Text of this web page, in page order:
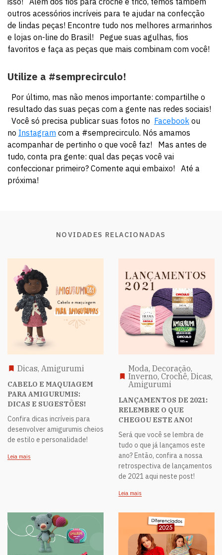
outros acessórios incríveis para te ajudar na confecção
de lindas peças! Encontre tudo nos melhores armarinhos
e lojas on-line do Brasil! Pegue suas agulhas, fios
favoritos e faça as peças que mais combinam com você!
Utilize a #semprecirculo!
Por último, mas não menos importante: compartilhe o
resultado das suas peças com a gente nas redes sociais!
Você só precisa publicar suas fotos no Facebook ou
no Instagram com a #semprecirculo. Nós amamos
acompanhar de pertinho o que você faz! Mas antes de
tudo, conta pra gente: qual das peças você vai
confeccionar primeiro? Comente aqui embaixo! Até a
próxima!
NOVIDADES RELACIONADAS
Dicas, Amigurumi
CABELO E MAQUIAGEM
PARA AMIGURUMIS:
DICAS E SUGESTÕES!
Confira dicas incríveis para
desenvolver amigurumis cheios
de estilo e personalidade!
Leia mais
Moda, Decoração,
Inverno, Crochê, Dicas,
Amigurumi
LANÇAMENTOS DE 2021:
RELEMBRE O QUE
CHEGOU ESTE ANO!
Será que você se lembra de
tudo o que já lançamos este
ano? Então, confira a nossa
retrospectiva de lançamentos
de 2021 aqui neste post!
Leia mais